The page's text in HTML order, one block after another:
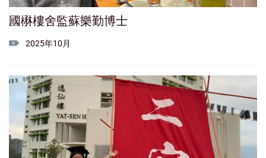
國楙樓舍監蘇樂勤博士
2025年10月